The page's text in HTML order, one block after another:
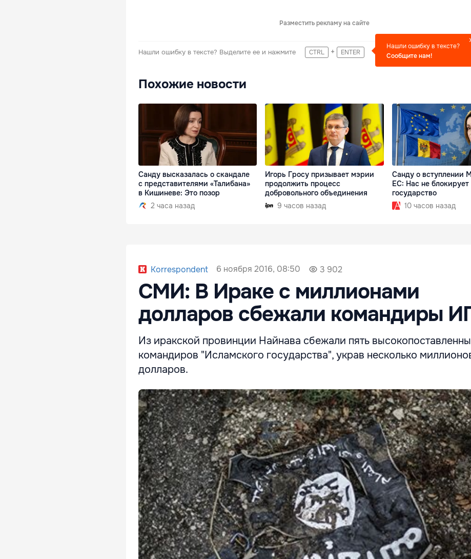
Разместить рекламу на сайте
Нашли ошибку в тексте? Выделите ее и нажмите CTRL + ENTER
Нашли ошибку в тексте?
Сообщите нам!
Похожие новости
Санду высказалась о скандале
с представителями «Талибана»
в Кишиневе: Это позор
2 часа назад
Игорь Гросу призывает мэрии
продолжить процесс
добровольного объединения
9 часов назад
Санду о вступлении
ЕС: Нас не блокирует
государство
10 часов назад
Korrespondent 6 ноября 2016, 08:50 3 902
СМИ: В Ираке с миллионами
долларов сбежали командиры
Из иракской провинции Найнава сбежали пять
командиров "Исламского государства", украв несколько
долларов.